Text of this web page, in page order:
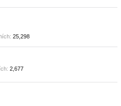
25,298
2,677